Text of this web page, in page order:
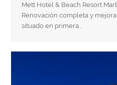
Mett Hotel & Beach Resort
Renovación completa y
situado en primera…